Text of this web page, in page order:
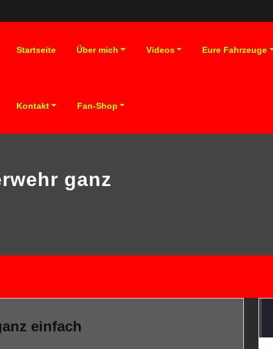
Startseite Über mich Videos Eure Fahrzeuge
Kontakt Fan-Shop
ganz
einfach